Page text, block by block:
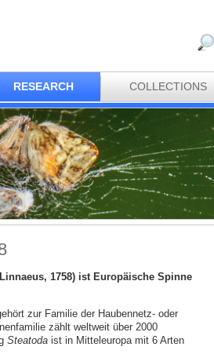
RESEARCH COLLECTIONS
1758) ist Europäische Spinne
zur Familie der Haubennetz- oder
zählt weltweit über 2000
Steatodaist in Mitteleuropa mit 6 Arten